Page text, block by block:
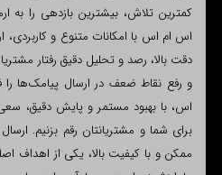
کمترین تلاش، بیشترین بازدهی را به
اس ام اس با امکانات متنوع و کاربردی،
دقت بالا، رصد و تحلیل دقیق رفتار
و رفع نقاط ضعف در ارسال پیامک‌ها
اس، با بهبود مستمر و پایش دقیق،
برای شما و مشتریانتان رقم بزنیم.
ممکن و با کیفیت بالا، یکی از اهداف